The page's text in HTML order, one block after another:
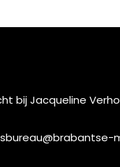
bij Jacqueline